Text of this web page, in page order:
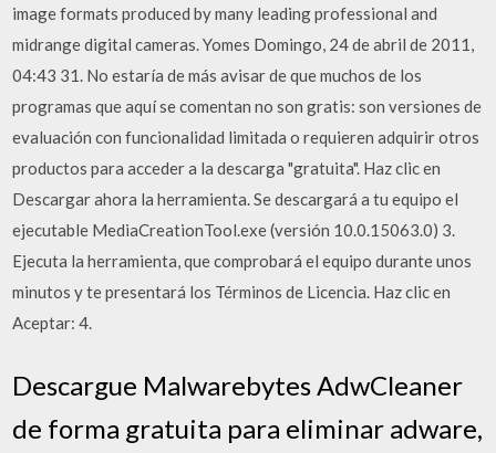
image formats produced by many leading professional and
midrange digital cameras. Yomes Domingo, 24 de abril de 2011,
04:43 31. No estaría de más avisar de que muchos de los
programas que aquí se comentan no son gratis: son versiones de
evaluación con funcionalidad limitada o requieren adquirir otros
productos para acceder a la descarga "gratuita". Haz clic en
Descargar ahora la herramienta. Se descargará a tu equipo el
ejecutable MediaCreationTool.exe (versión 10.0.15063.0) 3.
Ejecuta la herramienta, que comprobará el equipo durante unos
minutos y te presentará los Términos de Licencia. Haz clic en
Aceptar: 4.
Descargue Malwarebytes AdwCleaner
de forma gratuita para eliminar adware,